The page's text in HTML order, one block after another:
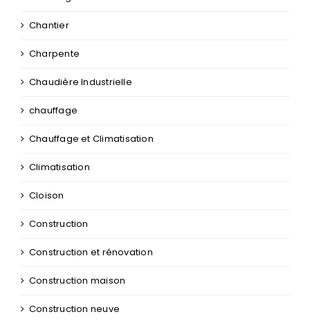
Chantier
Charpente
Chaudière Industrielle
chauffage
Chauffage et Climatisation
Climatisation
Cloison
Construction
Construction et rénovation
Construction maison
Construction neuve